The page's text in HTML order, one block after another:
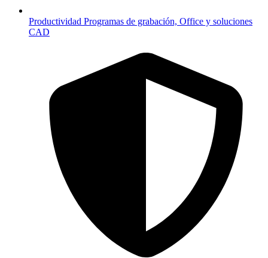
Productividad Programas de grabación, Office y soluciones
CAD